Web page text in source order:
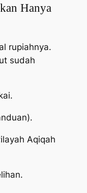
Hanya
rupiahnya.
sudah
Aqiqah